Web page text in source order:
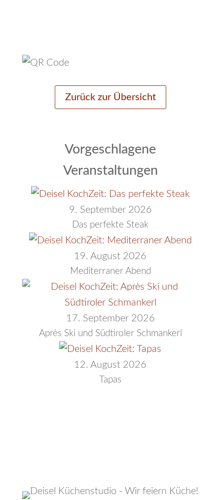
Zurück zur Übersicht
Vorgeschlagene
Veranstaltungen
9. September 2026
Das perfekte Steak
19. August 2026
Mediterraner Abend
17. September 2026
Après Ski und Südtiroler Schmankerl
12. August 2026
Tapas